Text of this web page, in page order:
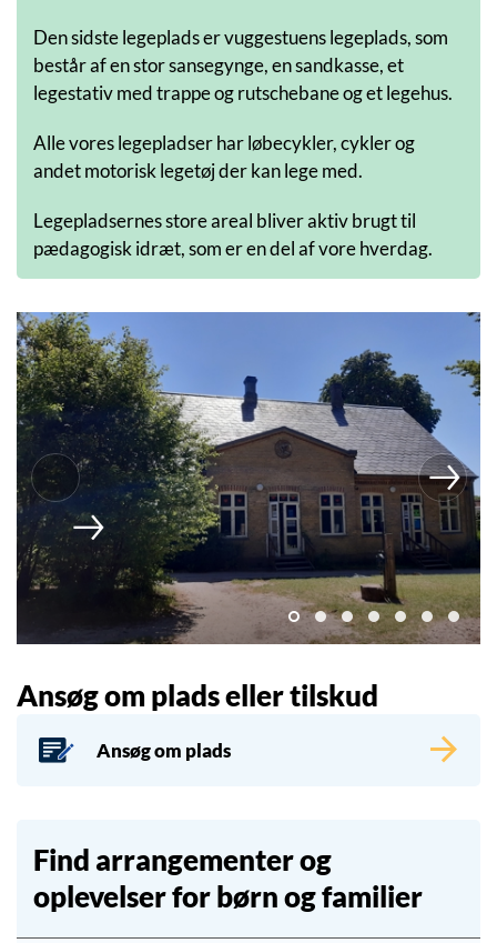
Den sidste legeplads er vuggestuens legeplads, som
består af en stor sansegynge, en sandkasse, et
legestativ med trappe og rutschebane og et legehus.
Alle vores legepladser har løbecykler, cykler og
andet motorisk legetøj der kan lege med.
Legepladsernes store areal bliver aktiv brugt til
pædagogisk idræt, som er en del af vore hverdag.
Ansøg om plads eller tilskud
Ansøg om plads
Find arrangementer og
oplevelser for børn og familier